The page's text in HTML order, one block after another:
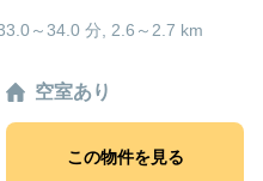
～34.0 分, 2.6～2.7 km
空室あり
この物件を見る